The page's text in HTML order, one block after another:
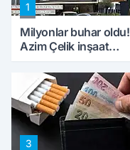
1
Milyonlar buhar oldu!
Azim Çelik inşaat
konuştu
3